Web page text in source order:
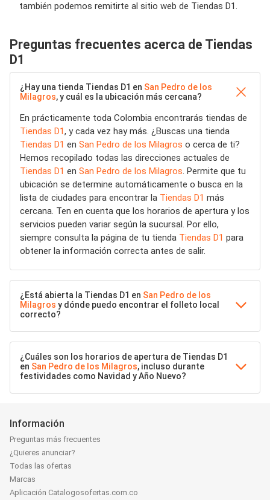
también podemos remitirte al sitio web de Tiendas D1.
Preguntas frecuentes acerca de Tiendas
D1
¿Hay una tienda Tiendas D1 en San Pedro de los
Milagros, y cuál es la ubicación más cercana?
En prácticamente toda Colombia encontrarás tiendas de
Tiendas D1, y cada vez hay más. ¿Buscas una tienda
Tiendas D1 en San Pedro de los Milagros o cerca de ti?
Hemos recopilado todas las direcciones actuales de
Tiendas D1 en San Pedro de los Milagros. Permite que tu
ubicación se determine automáticamente o busca en la
lista de ciudades para encontrar la Tiendas D1 más
cercana. Ten en cuenta que los horarios de apertura y los
servicios pueden variar según la sucursal. Por ello,
siempre consulta la página de tu tienda Tiendas D1 para
obtener la información correcta antes de salir.
¿Está abierta la Tiendas D1 en San Pedro de los
Milagros y dónde puedo encontrar el folleto local
correcto?
¿Cuáles son los horarios de apertura de Tiendas D1
en San Pedro de los Milagros, incluso durante
festividades como Navidad y Año Nuevo?
Información
Preguntas más frecuentes
¿Quieres anunciar?
Todas las ofertas
Marcas
Aplicación Catalogosofertas.com.co